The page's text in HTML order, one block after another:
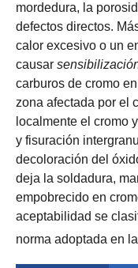
mordedura, la
defectos directos.
calor excesivo o un
causar
carburos de cromo
zona afectada por el
localmente el cromo
y fisuración
decoloración del
deja la soldadura,
empobrecido en
aceptabilidad se
norma adoptada en